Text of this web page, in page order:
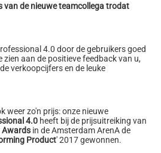
van de nieuwe teamcollega trodat
4.0 door de gebruikers goed
aan de positieve feedback van u,
verkoopcijfers en de leuke
weer zo'n prijs: onze nieuwe
4.0 heeft bij de prijsuitreiking van
Awards in de Amsterdam ArenA de
Product' 2017 gewonnen.